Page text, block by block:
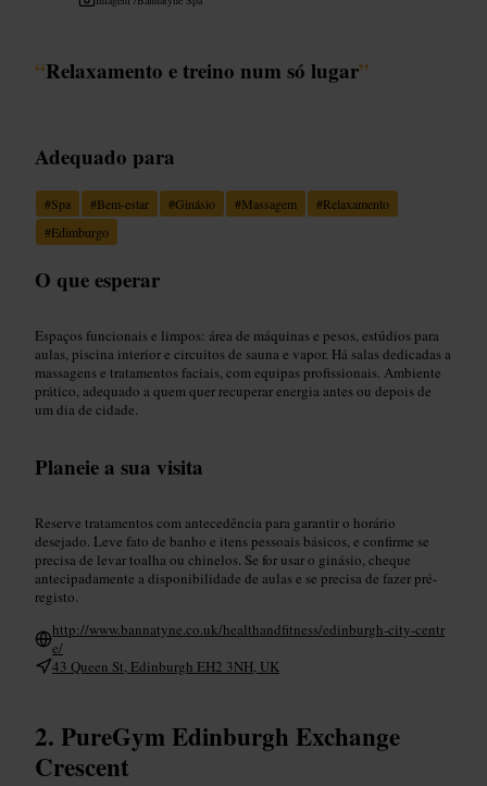
“Relaxamento e treino num só lugar”
Adequado para
#Spa #Bem-estar #Ginásio #Massagem #Relaxamento
#Edimburgo
O que esperar
Espaços funcionais e limpos: área de máquinas e pesos, estúdios para
aulas, piscina interior e circuitos de sauna e vapor. Há salas dedicadas a
massagens e tratamentos faciais, com equipas profissionais. Ambiente
prático, adequado a quem quer recuperar energia antes ou depois de
um dia de cidade.
Planeie a sua visita
Reserve tratamentos com antecedência para garantir o horário
desejado. Leve fato de banho e itens pessoais básicos, e confirme se
precisa de levar toalha ou chinelos. Se for usar o ginásio, cheque
antecipadamente a disponibilidade de aulas e se precisa de fazer pré-
registo.
http://www.bannatyne.co.uk/healthandfitness/edinburgh-city-centr
e/
43 Queen St, Edinburgh EH2 3NH, UK
PureGym Edinburgh Exchange
Crescent